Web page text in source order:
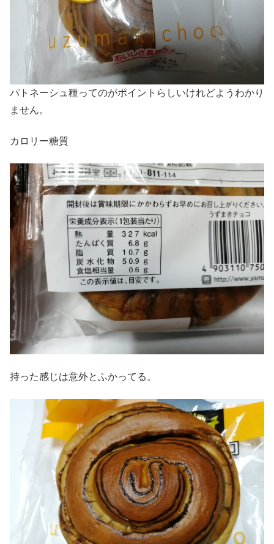
パトネーシュ種ってのがポイントらしいけれどようわかり
ません。
カロリー糖質
持った感じは意外とふかってる。